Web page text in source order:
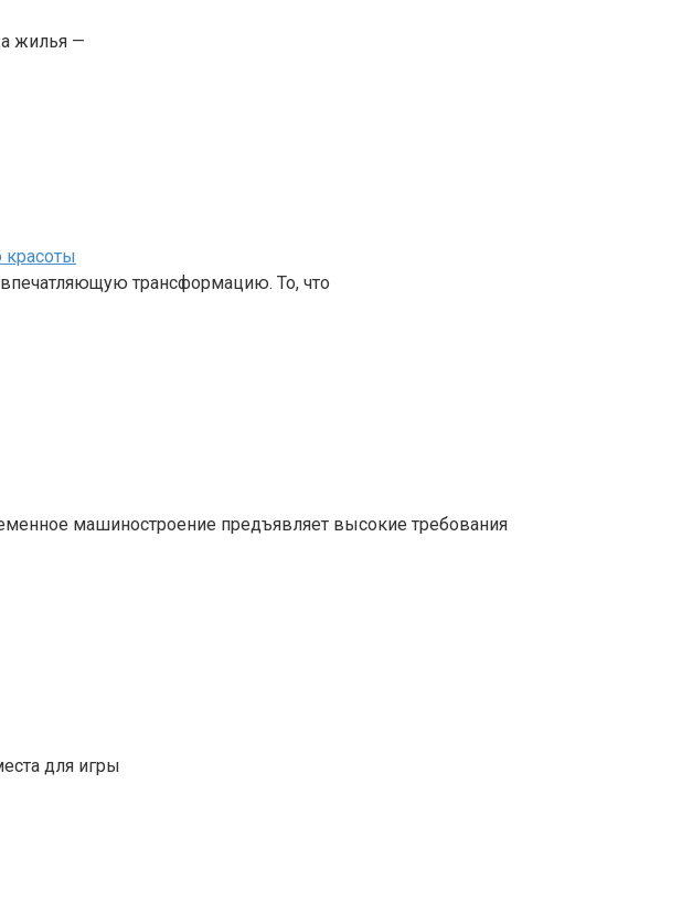
жилья —
красоты
трансформацию. То, что
машиностроение предъявляет высокие требования
для игры